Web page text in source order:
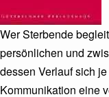
Wer Sterbende
persönlichen und
dessen Verlauf sich
Kommunikation eine